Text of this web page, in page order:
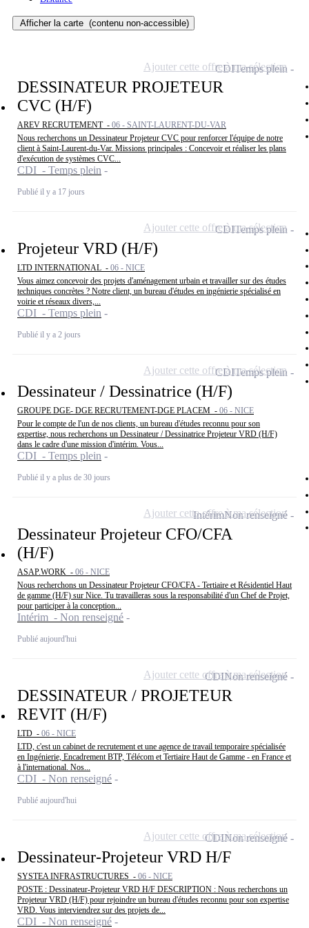
Afficher la carte (contenu non-accessible)
DESSINATEUR PROJETEUR
CVC (H/F)
AREV RECRUTEMENT - 06 - SAINT-LAURENT-DU-VAR
Nous recherchons un Dessinateur Projeteur CVC pour renforcer l'équipe de notre
client à Saint-Laurent-du-Var. Missions principales : Concevoir et réaliser les plans
d'exécution de systèmes CVC...
CDI - Temps plein
Publié il y a 17 jours
CDITemps plein
Ajouter cette offre à ma sélection
Projeteur VRD (H/F)
LTD INTERNATIONAL - 06 - NICE
Vous aimez concevoir des projets d'aménagement urbain et travailler sur des études
techniques concrètes ? Notre client, un bureau d'études en ingénierie spécialisé en
voirie et réseaux divers,...
CDI - Temps plein
Publié il y a 2 jours
CDITemps plein
Ajouter cette offre à ma sélection
Dessinateur / Dessinatrice (H/F)
GROUPE DGE- DGE RECRUTEMENT-DGE PLACEM - 06 - NICE
Pour le compte de l'un de nos clients, un bureau d'études reconnu pour son
expertise, nous recherchons un Dessinateur / Dessinatrice Projeteur VRD (H/F)
dans le cadre d'une mission d'intérim. Vous...
CDI - Temps plein
Publié il y a plus de 30 jours
CDITemps plein
Ajouter cette offre à ma sélection
Dessinateur Projeteur CFO/CFA
(H/F)
ASAP.WORK - 06 - NICE
Nous recherchons un Dessinateur Projeteur CFO/CFA - Tertiaire et Résidentiel Haut
de gamme (H/F) sur Nice. Tu travailleras sous la responsabilité d'un Chef de Projet,
pour participer à la conception...
Intérim - Non renseigné
Publié aujourd'hui
IntérimNon renseigné
Ajouter cette offre à ma sélection
DESSINATEUR / PROJETEUR
REVIT (H/F)
LTD - 06 - NICE
LTD, c'est un cabinet de recrutement et une agence de travail temporaire spécialisée
en Ingénierie, Encadrement BTP, Télécom et Tertiaire Haut de Gamme - en France et
à l'international. Nos...
CDI - Non renseigné
Publié aujourd'hui
CDINon renseigné
Ajouter cette offre à ma sélection
Dessinateur-Projeteur VRD H/F
SYSTEA INFRASTRUCTURES - 06 - NICE
POSTE : Dessinateur-Projeteur VRD H/F DESCRIPTION : Nous recherchons un
Projeteur VRD (H/F) pour rejoindre un bureau d'études reconnu pour son expertise
VRD. Vous interviendrez sur des projets de...
CDI - Non renseigné
CDINon renseigné
Ajouter cette offre à ma sélection